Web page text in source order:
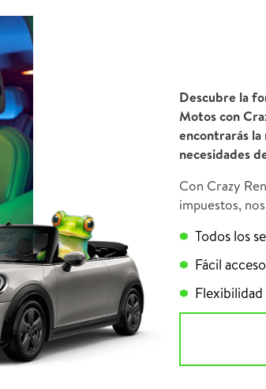
Descubre la
Motos con
encontrarás
necesidades
Con Crazy
impuestos,
Todos los
Fácil